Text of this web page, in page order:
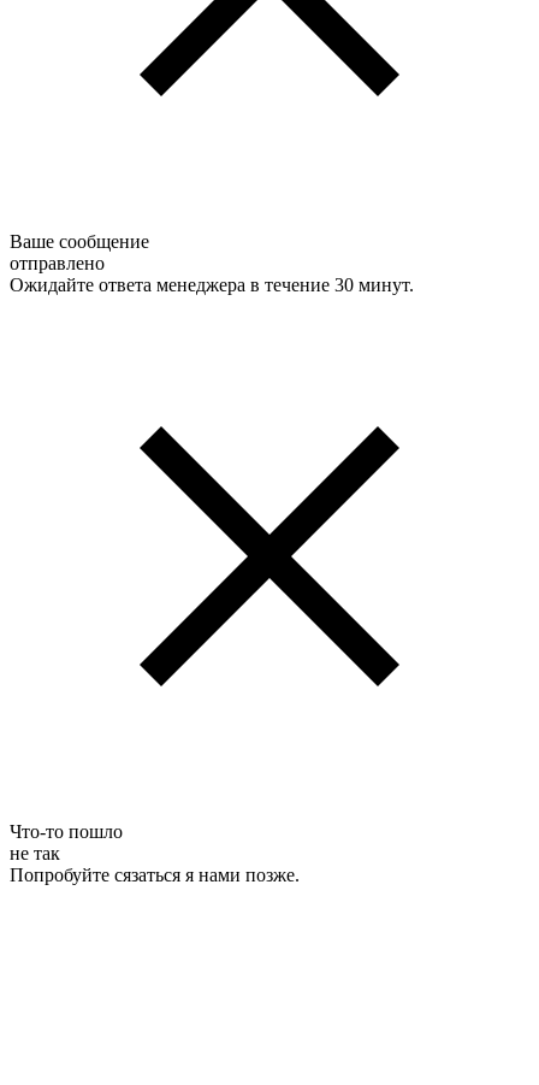
Ваше сообщение
отправлено
Ожидайте ответа менеджера в течение 30 минут.
Что-то пошло
не так
Попробуйте сязаться я нами позже.